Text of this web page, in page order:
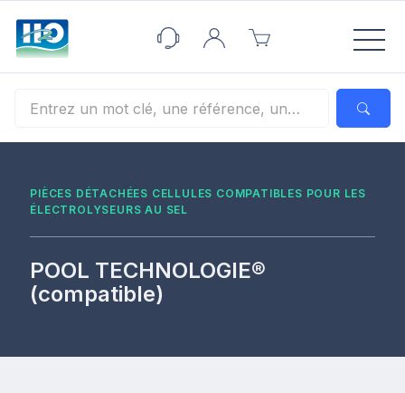
PIÈCES DÉTACHÉES CELLULES COMPATIBLES POUR LES
ÉLECTROLYSEURS AU SEL
POOL TECHNOLOGIE®
(compatible)